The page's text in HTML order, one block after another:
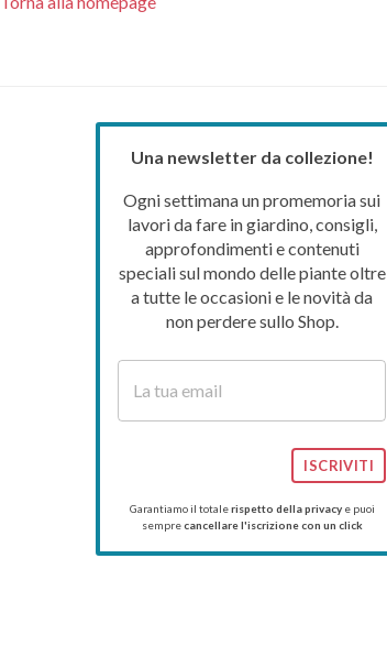
Una newsletter da collezione!
Ogni settimana un promemoria sui
lavori da fare in giardino, consigli,
approfondimenti e contenuti
speciali sul mondo delle piante oltre
a tutte le occasioni e le novità da
non perdere sullo Shop.
ISCRIVITI
Garantiamo il totalerispetto della privacye puoi
semprecancellare l'iscrizione con un click